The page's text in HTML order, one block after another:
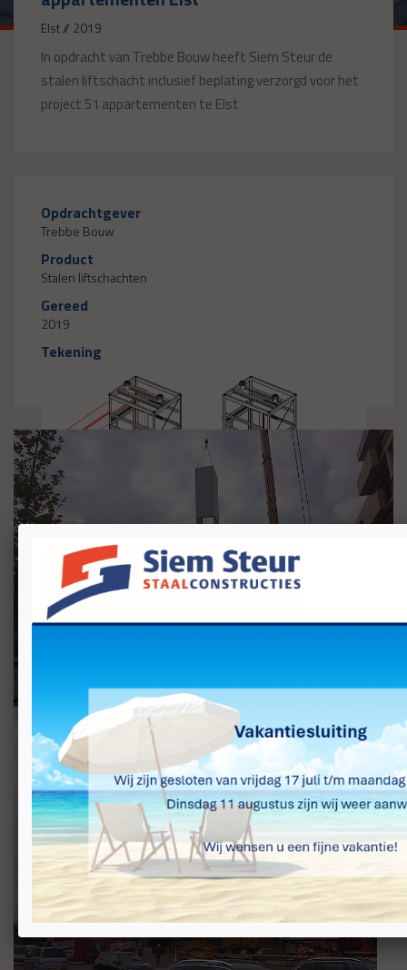
Elst // 2019
In opdracht van Trebbe Bouw heeft Siem Steur de
stalen liftschacht inclusief beplating verzorgd voor het
project 51 appartementen te Elst
Opdrachtgever
Trebbe Bouw
Product
Stalen liftschachten
Gereed
2019
Tekening